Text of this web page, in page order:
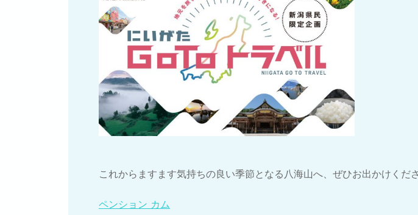
これからますます気持ちの良い季節となる八海山へ、ぜひお出かけくださ
ペンション カム